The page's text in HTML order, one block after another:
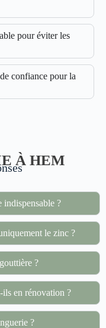
pour éviter les
confiance pour la
À HEM
indispensable ?
le zinc ?
?
en rénovation ?
?